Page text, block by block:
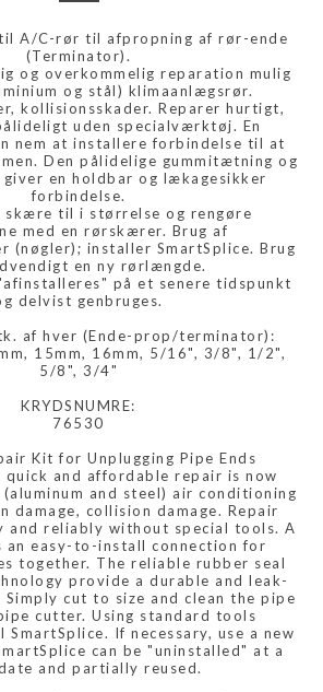
A/C-rør til afpropning af rør-ende
(Terminator).
og overkommelig reparation mulig
og stål) klimaanlægsrør.
kollisionsskader. Reparer hurtigt,
uden specialværktøj. En
nem at installere forbindelse til at
Den pålidelige gummitætning og
giver en holdbar og lækagesikker
forbindelse.
skære til i størrelse og rengøre
med en rørskærer. Brug af
(nøgler); installer SmartSplice. Brug
en ny rørlængde.
på et senere tidspunkt
delvist genbruges.
af hver (Ende-prop/terminator):
15mm, 16mm, 5/16", 3/8", 1/2",
5/8", 3/4"
KRYDSNUMRE:
76530
Kit for Unplugging Pipe Ends
quick and affordable repair is now
and steel) air conditioning
damage, collision damage. Repair
and reliably without special tools. A
an easy-to-install connection for
together. The reliable rubber seal
provide a durable and leak-
cut to size and clean the pipe
cutter. Using standard tools
SmartSplice. If necessary, use a new
can be "uninstalled" at a
and partially reused.